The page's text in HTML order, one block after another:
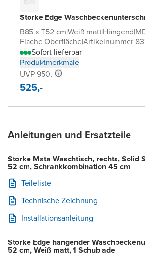
Storke Edge
B85 x T52 cm|Weiß matt|Hängend|
Flache Oberfläche|Artikelnummer
Sofort lieferbar
Produktmerkmale
UVP 950,-
525,-
Anleitungen und Ersatzteile
Storke Mata Waschtisch, rechts, Solid
52 cm, Schrankkombination 45 cm
Teileliste
Technische Zeichnung
Installationsanleitung
Storke Edge hängender
52 cm, Weiß matt, 1 Schublade